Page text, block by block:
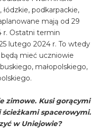
podkarpackie,
mają od 29
r. Ostatni termin
lutego 2024 r. To wtedy
mieć uczniowie
małopolskiego,
zimowe. Kusi gorącymi
spacerowymi.
w Uniejowie?